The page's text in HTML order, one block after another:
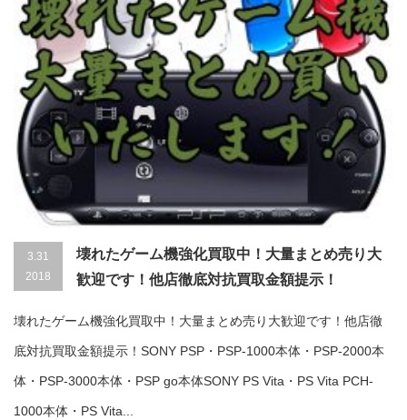
3.31
2018
壊れたゲーム機強化買取中！大量まとめ売り大
歓迎です！他店徹底対抗買取金額提示！
壊れたゲーム機強化買取中！大量まとめ売り大歓迎です！他店徹
底対抗買取金額提示！SONY PSP・PSP-1000本体・PSP-2000本
体・PSP-3000本体・PSP go本体SONY PS Vita・PS Vita PCH-
1000本体・PS Vita...